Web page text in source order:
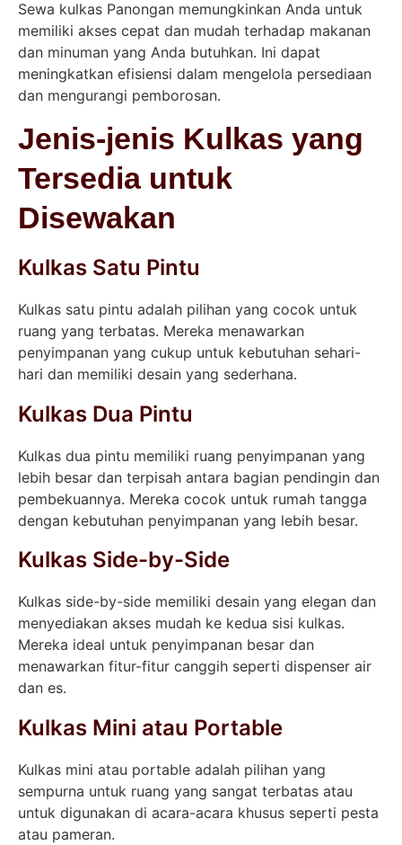
Sewa kulkas Panongan memungkinkan Anda untuk
memiliki akses cepat dan mudah terhadap makanan
dan minuman yang Anda butuhkan. Ini dapat
meningkatkan efisiensi dalam mengelola persediaan
dan mengurangi pemborosan.
Jenis-jenis Kulkas yang
Tersedia untuk
Disewakan
Kulkas Satu Pintu
Kulkas satu pintu adalah pilihan yang cocok untuk
ruang yang terbatas. Mereka menawarkan
penyimpanan yang cukup untuk kebutuhan sehari-
hari dan memiliki desain yang sederhana.
Kulkas Dua Pintu
Kulkas dua pintu memiliki ruang penyimpanan yang
lebih besar dan terpisah antara bagian pendingin dan
pembekuannya. Mereka cocok untuk rumah tangga
dengan kebutuhan penyimpanan yang lebih besar.
Kulkas Side-by-Side
Kulkas side-by-side memiliki desain yang elegan dan
menyediakan akses mudah ke kedua sisi kulkas.
Mereka ideal untuk penyimpanan besar dan
menawarkan fitur-fitur canggih seperti dispenser air
dan es.
Kulkas Mini atau Portable
Kulkas mini atau portable adalah pilihan yang
sempurna untuk ruang yang sangat terbatas atau
untuk digunakan di acara-acara khusus seperti pesta
atau pameran.